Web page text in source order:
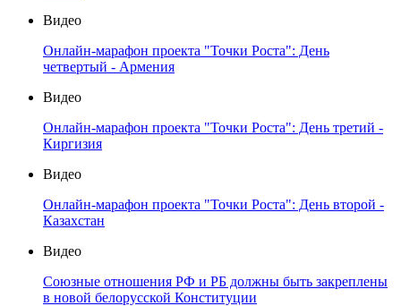
Видео
Онлайн-марафон проекта "Точки Роста": День
четвертый - Армения
Видео
Онлайн-марафон проекта "Точки Роста": День третий -
Киргизия
Видео
Онлайн-марафон проекта "Точки Роста": День второй -
Казахстан
Видео
Союзные отношения РФ и РБ должны быть закреплены
в новой белорусской Конституции